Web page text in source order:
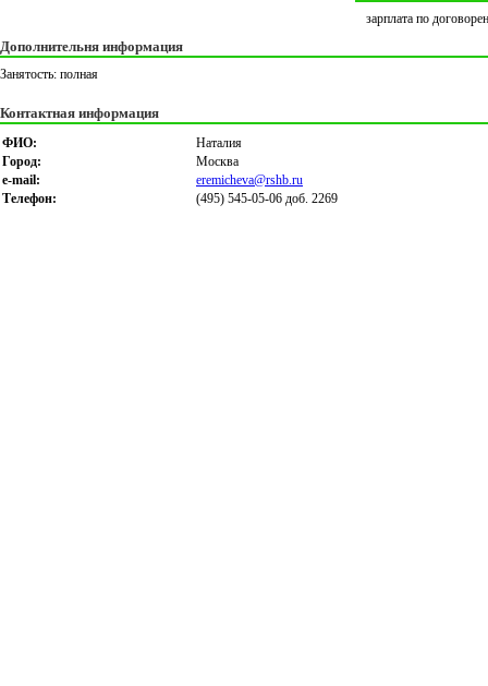
зарплата по
Дополнительня информация
Занятость: полная
Контактная информация
ФИО:
Наталия
Город:
Москва
e-mail:
eremicheva@rshb.ru
Телефон:
(495) 545-05-06 доб. 2269